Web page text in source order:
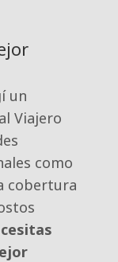
un
Viajero
como
cobertura